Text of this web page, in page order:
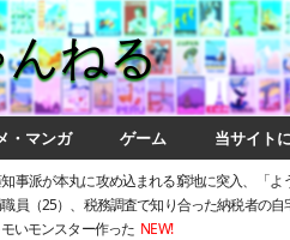
ねる
・マンガ ゲーム 当サイト
事派が本丸に攻め込まれる窮地に突入、「
員（25）、税務調査で知り合った納税者の
いモンスター作った NEW!